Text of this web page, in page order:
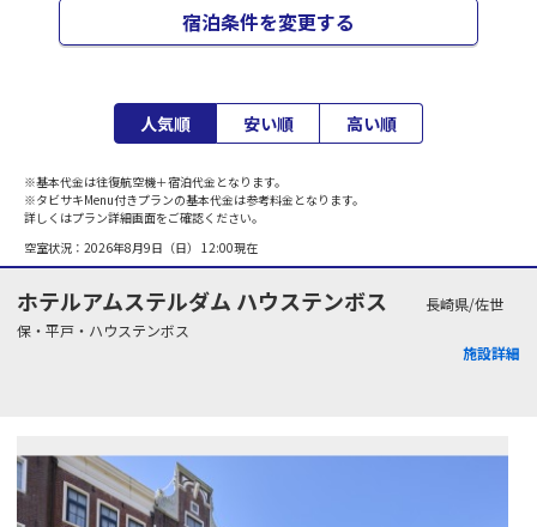
宿泊条件を変更する
人気順 安い順 高い順
※基本代金は往復航空機＋宿泊代金となります。
※タビサキMenu付きプランの基本代金は参考料金となります。
詳しくはプラン詳細画面をご確認ください。
空室状況： 2026年8月9日（日） 12:00現在
ホテルアムステルダム ハウステンボス
長崎県/佐世
保・平戸・ハウステンボス
施設詳細